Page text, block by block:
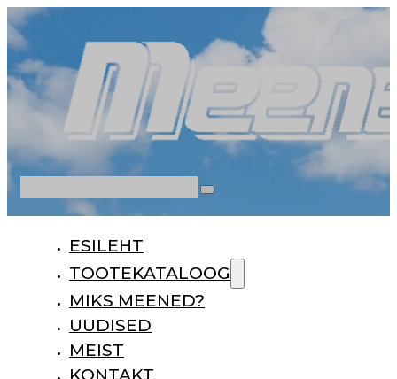
ESILEHT
TOOTEKATALOOG
MIKS MEENED?
UUDISED
MEIST